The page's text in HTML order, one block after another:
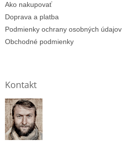
Ako nakupovať
Doprava a platba
Podmienky ochrany osobných údajov
Obchodné podmienky
Kontakt